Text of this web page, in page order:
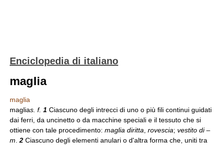
Enciclopedia di italiano
maglia
maglia
maglias. f. 1 Ciascuno degli intrecci di uno o più fili continui guidati
dai ferri, da uncinetto o da macchine speciali e il tessuto che si
ottiene con tale procedimento: maglia diritta rovescia; vestito di –
m 2 Ciascuno degli elementi anulari o d'altra forma che, uniti tra